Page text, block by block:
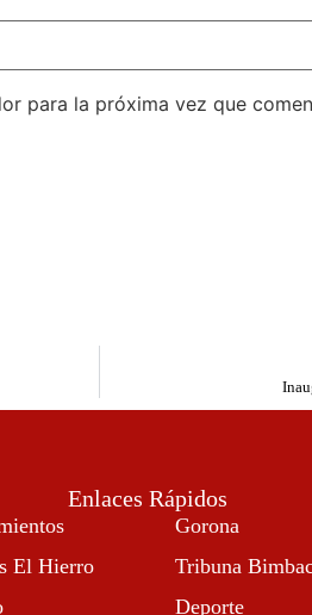
para la próxima vez que
Enlaces Rápidos
El Hierro
Gorona
Tribuna
Deporte